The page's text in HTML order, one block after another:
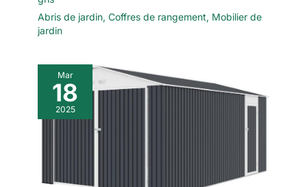
Abris de jardin, Coffres de rangement, Mobilier de
jardin
Mar
18
2025